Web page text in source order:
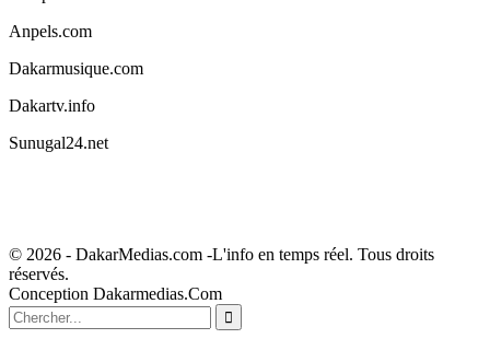
Anpels.com
Dakarmusique.com
Dakartv.info
Sunugal24.net
© 2026 - DakarMedias.com -L'info en temps réel. Tous droits
réservés.
Conception Dakarmedias.Com